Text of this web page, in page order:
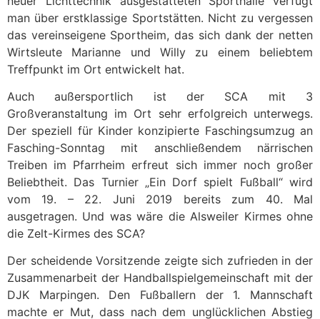
man über erstklassige Sportstätten. Nicht zu vergessen
das vereinseigene Sportheim, das sich dank der netten
Wirtsleute Marianne und Willy zu einem beliebtem
Treffpunkt im Ort entwickelt hat.
Auch außersportlich ist der SCA mit 3
Großveranstaltung im Ort sehr erfolgreich unterwegs.
Der speziell für Kinder konzipierte Faschingsumzug an
Fasching-Sonntag mit anschließendem närrischen
Treiben im Pfarrheim erfreut sich immer noch großer
Beliebtheit. Das Turnier „Ein Dorf spielt Fußball“ wird
vom 19. – 22. Juni 2019 bereits zum 40. Mal
ausgetragen. Und was wäre die Alsweiler Kirmes ohne
die Zelt-Kirmes des SCA?
Der scheidende Vorsitzende zeigte sich zufrieden in der
Zusammenarbeit der Handballspielgemeinschaft mit der
DJK Marpingen. Den Fußballern der 1. Mannschaft
machte er Mut, dass nach dem unglücklichen Abstieg